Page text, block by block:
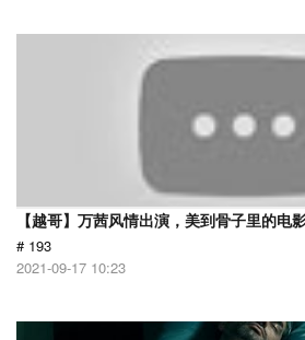
【越哥】万茜风情出演，美到骨子里的电
# 193
2021-09-17 10:23